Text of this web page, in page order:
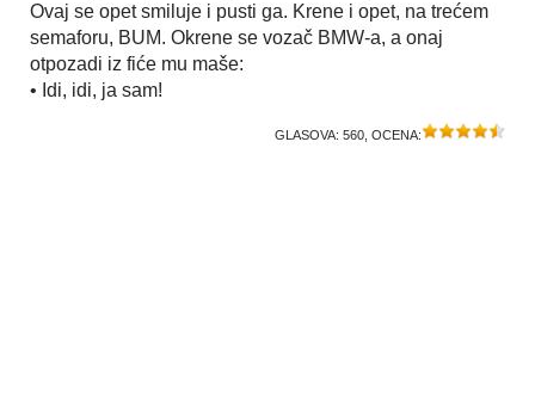
Ovaj se opet smiluje i pusti ga. Krene i opet, na trećem
semaforu, BUM. Okrene se vozač BMW-a, a onaj
otpozadi iz fiće mu maše:
• Idi, idi, ja sam!
GLASOVA: 560 , OCENA: